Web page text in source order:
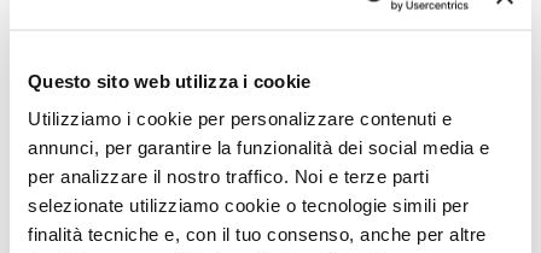
Questo sito web utilizza i cookie
Utilizziamo i cookie per personalizzare contenuti e
annunci, per garantire la funzionalità dei social media e
per analizzare il nostro traffico. Noi e terze parti
selezionate utilizziamo cookie o tecnologie simili per
finalità tecniche e, con il tuo consenso, anche per altre
Visioni Italiane: il futuro del cinema
in sala, tra concorsi, anteprime e
nuove risorse per i giovani
la 31esima edizione a Bologna, al cinema
Modernissimo dal 10 al 16 novembre